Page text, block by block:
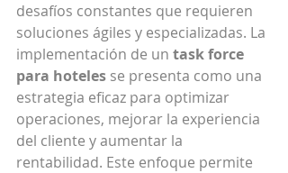
desafíos constantes que requieren
soluciones ágiles y especializadas. La
implementación de un task force
para hoteles se presenta como una
estrategia eficaz para optimizar
operaciones, mejorar la experiencia
del cliente y aumentar la
rentabilidad. Este enfoque permite